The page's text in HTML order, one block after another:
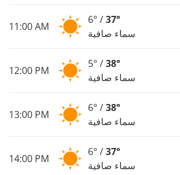
11:00 AM
6° /37°
سماء صافية
12:00 PM
5° /38°
سماء صافية
13:00 PM
6° /38°
سماء صافية
14:00 PM
6° /37°
سماء صافية